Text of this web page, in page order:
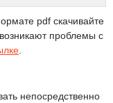
pdf скачивайте
проблемы с
непосредственно